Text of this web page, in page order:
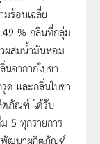
มร้อนเฉลี่ย
% กลิ่นที่กลุ่ม
ผสมน้ำมันหอม
นจากากใบชา
ด และกลิ่นใบชา
ตภัณฑ์ ได้รับ
5 ทุกรายการ
พัฒนาผลิตภัณฑ์